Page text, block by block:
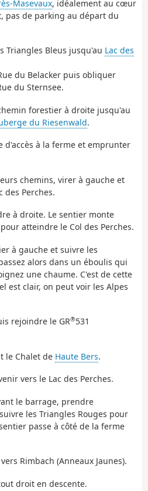
Masevaux, idéalement au cœur
pas de parking au départ du
Triangles Bleus jusqu'au Lac des
du Belacker puis obliquer
du Sternsee.
forestier à droite jusqu'au
du Riesenwald.
d'accès à la ferme et emprunter
chemins, virer à gauche et
Perches.
à droite. Le sentier monte
atteindre le Col des Perches.
à gauche et suivre les
alors dans un éboulis qui
une chaume. C'est de cette
est clair, on peut voir les Alpes
rejoindre le GR®531
le Chalet de Haute Bers.
vers le Lac des Perches.
le barrage, prendre
les Triangles Rouges pour
passe à côté de la ferme
Rimbach (Anneaux Jaunes).
droit en descente.